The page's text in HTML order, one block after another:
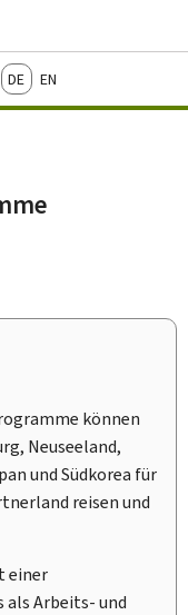
English
können
Neuseeland,
und Südkorea für
reisen und
einer
als Arbeits- und